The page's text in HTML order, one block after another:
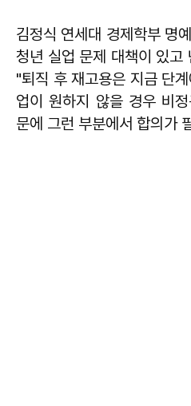
김정식 연세대 경제학부 명
청년 실업 문제 대책이 있고
"퇴직 후 재고용은 지금 단
업이 원하지 않을 경우 비
문에 그런 부분에서 합의가